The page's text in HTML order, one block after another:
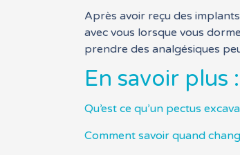
Après avoir reçu des
avec vous lorsque vous
prendre des analgésiques
En savoir plus :
Qu’est ce qu’un pectus
Comment savoir quand